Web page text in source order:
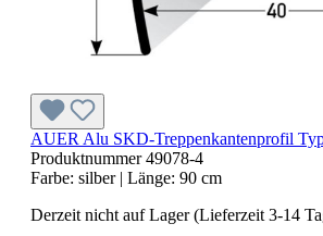
AUER Alu SKD-Treppenkantenprofil
Produktnummer49078-4
Farbe: silber | Länge: 90 cm
Derzeit nicht auf Lager (Lieferzeit 3-14